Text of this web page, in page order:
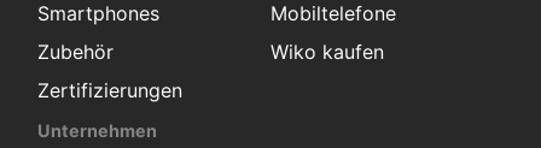
Smartphones
Mobiltelefone
Zubehör
Wiko kaufen
Zertifizierungen
Unternehmen